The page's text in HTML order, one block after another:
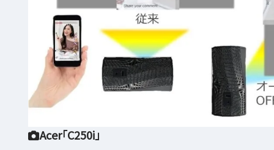
Acer「C250i」